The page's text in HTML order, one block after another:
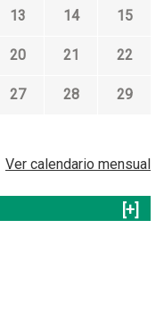
13 14 15
20 21 22
27 28 29
Ver calendario mensual
[+]